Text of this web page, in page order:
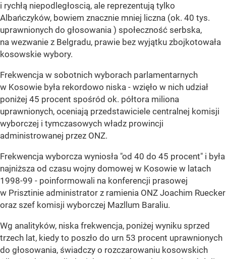
i rychłą niepodległoscią, ale reprezentują tylko
Albańczyków, bowiem znacznie mniej liczna (ok. 40 tys.
uprawnionych do głosowania ) społeczność serbska,
na wezwanie z Belgradu, prawie bez wyjątku zbojkotowała
kosowskie wybory.
Frekwencja w sobotnich wyborach parlamentarnych
w Kosowie była rekordowo niska - wzięło w nich udział
poniżej 45 procent spośród ok. półtora miliona
uprawnionych, oceniają przedstawiciele centralnej komisji
wyborczej i tymczasowych władz prowincji
administrowanej przez ONZ.
Frekwencja wyborcza wyniosła "od 40 do 45 procent" i była
najniższa od czasu wojny domowej w Kosowie w latach
1998-99 - poinformowali na konferencji prasowej
w Prisztinie administrator z ramienia ONZ Joachim Ruecker
oraz szef komisji wyborczej Mazllum Baraliu.
Wg analityków, niska frekwencja, poniżej wyniku sprzed
trzech lat, kiedy to poszło do urn 53 procent uprawnionych
do głosowania, świadczy o rozczarowaniu kosowskich